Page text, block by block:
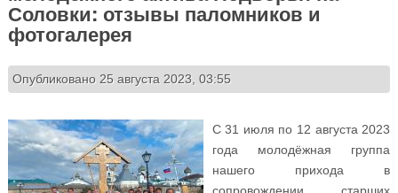
Соловки: отзывы паломников и
фотогалерея
Опубликовано 25 августа 2023, 03:55
С 31 июля по 12 августа 2023
года молодёжная группа
нашего прихода в